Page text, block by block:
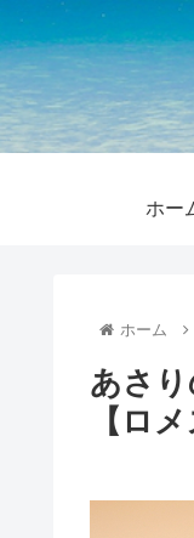
ホー
ホーム
あさ
【ロ